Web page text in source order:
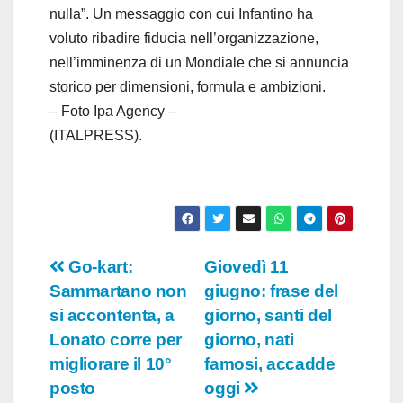
nulla”. Un messaggio con cui Infantino ha
voluto ribadire fiducia nell’organizzazione,
nell’imminenza di un Mondiale che si annuncia
storico per dimensioni, formula e ambizioni.
– Foto Ipa Agency –
(ITALPRESS).
Navigazione
articoli
Giovedì 11
giugno: frase del
giorno, santi del
giorno, nati
famosi, accadde
oggi
Go-kart:
Sammartano non
si accontenta, a
Lonato corre per
migliorare il 10°
posto